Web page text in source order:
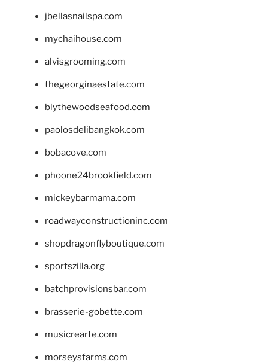
jbellasnailspa.com
mychaihouse.com
alvisgrooming.com
thegeorginaestate.com
blythewoodseafood.com
paolosdelibangkok.com
bobacove.com
phoone24brookfield.com
mickeybarmama.com
roadwayconstructioninc.com
shopdragonflyboutique.com
sportszilla.org
batchprovisionsbar.com
brasserie-gobette.com
musicrearte.com
morseysfarms.com